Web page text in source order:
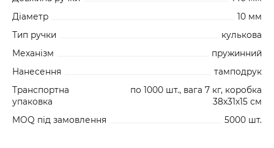
+8000
РОЖЕВИЙ 110240GF1 3083
Діаметр
10 мм
Тип ручки
кулькова
Механізм
пружинний
Нанесення
тамподрук
Транспортна
упаковка
по 1000 шт., вага 7 кг, коробка
38х31х15 см
MOQ під замовлення
5000 шт.